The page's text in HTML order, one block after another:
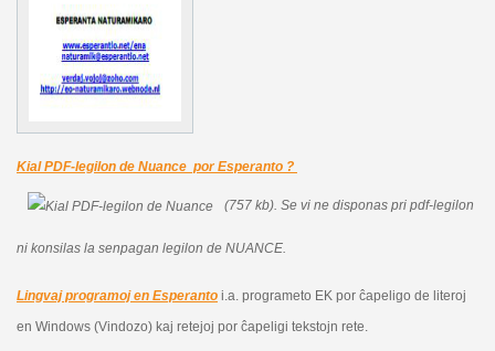
Kial PDF-legilon de Nuance por Esperanto ?
(757 kb). Se vi ne disponas pri pdf-legilon
ni konsilas la senpagan legilon de NUANCE.
Lingvaj programoj en Esperantoi.a. programeto EK por ĉapeligo de literoj
en Windows (Vindozo) kaj retejoj por ĉapeligi tekstojn rete.